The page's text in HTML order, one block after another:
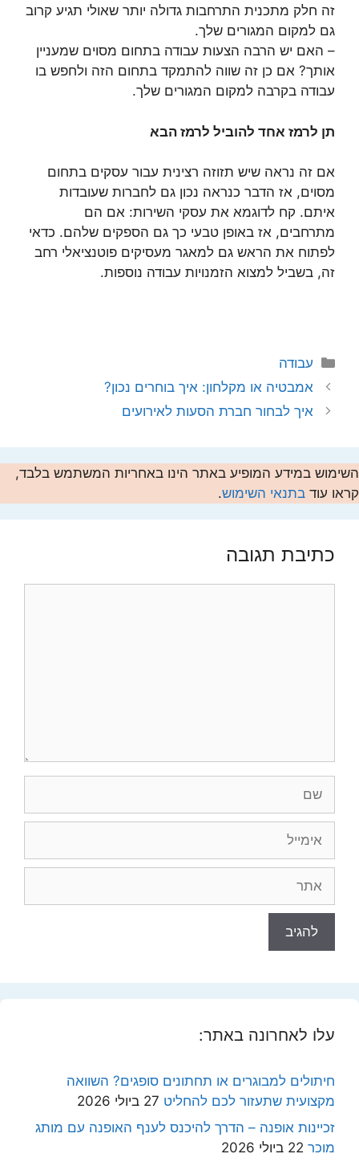
זה חלק מתכנית התרחבות גדולה יותר שאולי תגיע קרוב
גם למקום המגורים שלך.
– האם יש הרבה הצעות עבודה בתחום מסוים שמעניין
אותך? אם כן זה שווה להתמקד בתחום הזה ולחפש בו
עבודה בקרבה למקום המגורים שלך.
תן לרמז אחד להוביל לרמז הבא
אם זה נראה שיש תזוזה רצינית עבור עסקים בתחום
מסוים, אז הדבר כנראה נכון גם לחברות שעובדות
איתם. קח לדוגמא את עסקי השירות: אם הם
מתרחבים, אז באופן טבעי כך גם הספקים שלהם. כדאי
לפתוח את הראש גם למאגר מעסיקים פוטנציאלי רחב
זה, בשביל למצוא הזמנויות עבודה נוספות.
קטגוריות
עבודה
אמבטיה או מקלחון: איך בוחרים נכון?
איך לבחור חברת הסעות לאירועים
השימוש במידע המופיע באתר הינו באחריות המשתמש בלבד,
קראו עוד בתנאי השימוש.
כתיבת תגובה
עלו לאחרונה באתר:
חיתולים למבוגרים או תחתונים סופגים? השוואה
מקצועית שתעזור לכם להחליט 27 ביולי 2026
זכיינות אופנה – הדרך להיכנס לענף האופנה עם מותג
מוכר 22 ביולי 2026